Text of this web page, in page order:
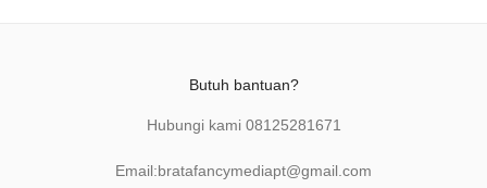
Butuh bantuan?
Hubungi kami 08125281671
Email:bratafancymediapt@gmail.com